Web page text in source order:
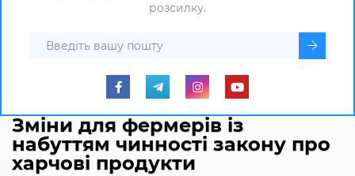
розсилку.
Зміни для фермерів із
набуттям чинності закону про
харчові продукти